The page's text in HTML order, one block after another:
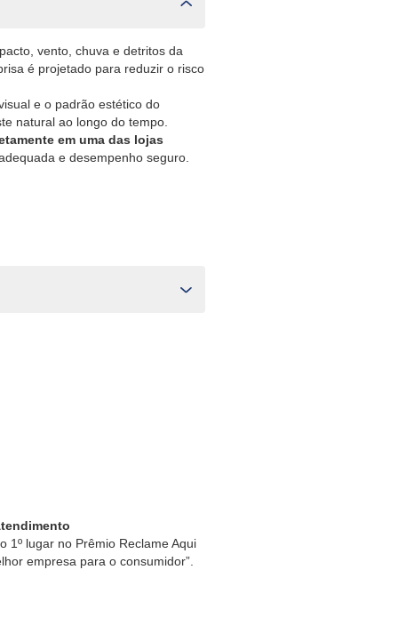
vento, chuva e detritos da
é projetado para reduzir o risco
e o padrão estético do
natural ao longo do tempo.
em uma das lojas
e desempenho seguro.
1º lugar no Prêmio Reclame Aqui
empresa para o consumidor”.